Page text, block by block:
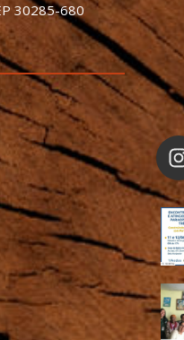
30285-680